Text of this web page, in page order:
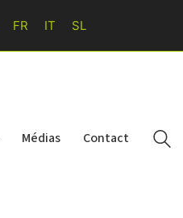
FR IT SL
Médias Contact